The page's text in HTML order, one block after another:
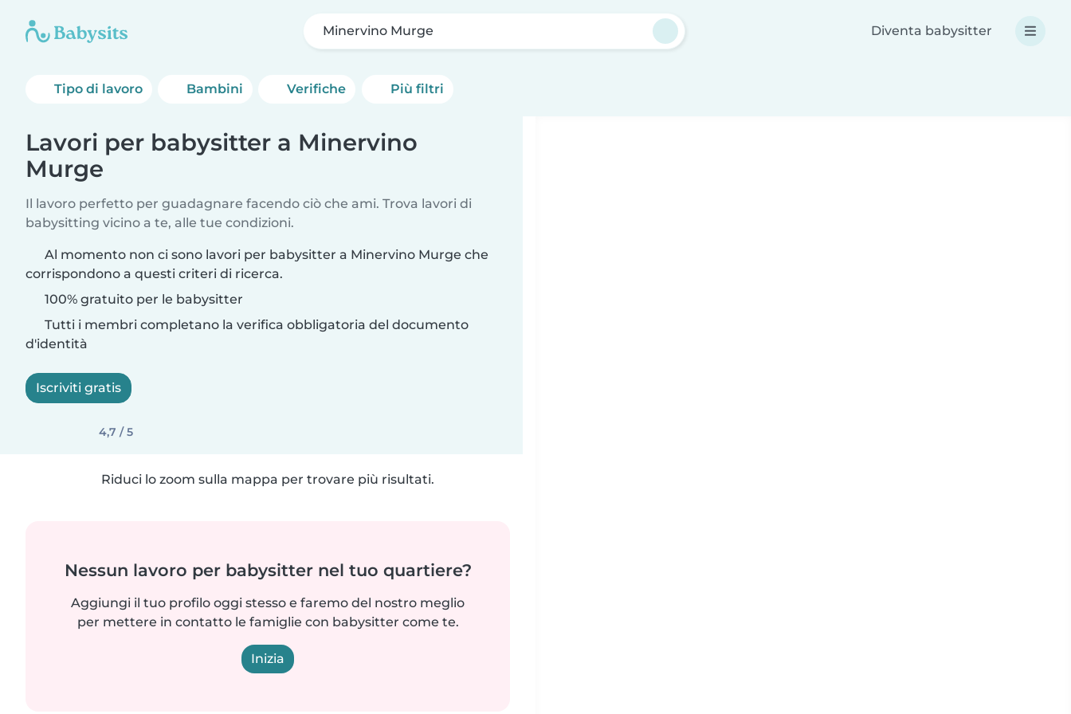
Minervino Murge Diventa babysitter
Tipo di lavoro Bambini Verifiche Più filtri
Lavori per babysitter a Minervino
Murge
Il lavoro perfetto per guadagnare facendo ciò che ami. Trova lavori di
babysitting vicino a te, alle tue condizioni.
Al momento non ci sono lavori per babysitter a Minervino Murge che
corrispondono a questi criteri di ricerca.
100% gratuito per le babysitter
Tutti i membri completano la verifica obbligatoria del documento
d'identità
Iscriviti gratis
4,7 / 5
Riduci lo zoom sulla mappa per trovare più risultati.
Nessun lavoro per babysitter nel tuo quartiere?
Aggiungi il tuo profilo oggi stesso e faremo del nostro meglio
per mettere in contatto le famiglie con babysitter come te.
Inizia